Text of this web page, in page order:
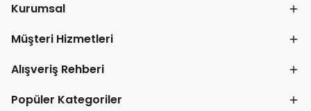
Kurumsal
Müşteri Hizmetleri
Alışveriş Rehberi
Popüler Kategoriler